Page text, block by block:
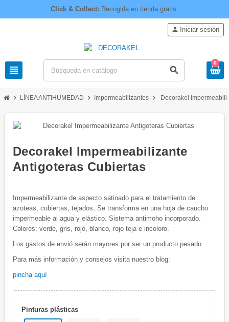
Click & Collect: Recogida en tienda gratis.
view_headline search
person Iniciar sesión
0
chevron_right LÍNEA ANTIHUMEDAD chevron_right Impermeabilizantes chevron_right Decorakel
Decorakel Impermeabilizante
Antigoteras Cubiertas
Impermeabilizante de aspecto satinado para el tratamiento de
azoteas, cubiertas, tejados, Se transforma en una hoja de caucho
impermeable al agua y elástico. Sistema antimoho incorporado.
Colores: verde, gris, rojo, blanco, rojo teja e incoloro.
Los gastos de envió serán mayores por ser un producto pesado.
Para más información y consejos visita nuestro blog:
pincha aquí
Pinturas plásticas